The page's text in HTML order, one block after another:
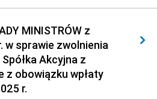
2012
2009
2006
2003
MINISTRÓW z
w sprawie zwolnienia
Akcyjna z
z obowiązku wpłaty
r.